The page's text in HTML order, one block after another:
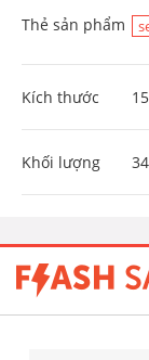
Thẻ sản phẩm
Kích thước
Khối lượng